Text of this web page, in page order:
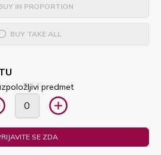
IN PROPORTION
BUY TAKE ALL
predmet
SE ZDA